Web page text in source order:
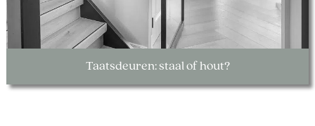
Taatsdeuren: staal of hout?